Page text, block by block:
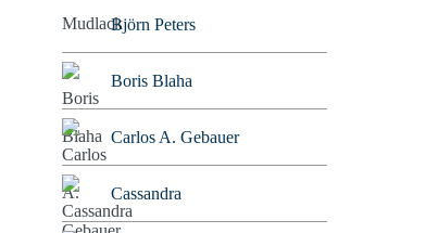
Björn Peters
Boris Blaha
Carlos A. Gebauer
Cassandra